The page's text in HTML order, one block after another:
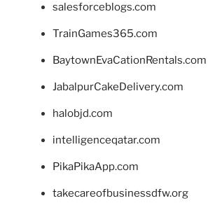
salesforceblogs.com
TrainGames365.com
BaytownEvaCationRentals.com
JabalpurCakeDelivery.com
halobjd.com
intelligenceqatar.com
PikaPikaApp.com
takecareofbusinessdfw.org